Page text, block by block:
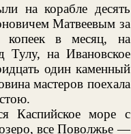
на корабле десять
Матвеевым за
копеек в месяц, на
Тулу, на Ивановское
один каменный
мастеров поехала
Каспийское море с
все Поволжье —